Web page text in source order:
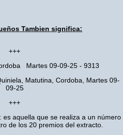
Tambien significa:
+++
Martes 09-09-25 - 9313
Matutina, Cordoba, Martes 09-
09-25
+++
es aquella que se realiza a un número
de los 20 premios del extracto.